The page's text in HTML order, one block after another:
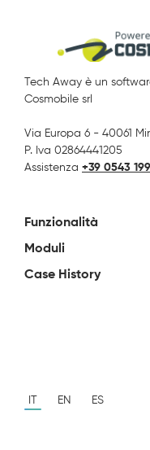
Tech Away è un
Cosmobile srl
Via Europa 6 - 40061
P. Iva 02864441205
Assistenza +39 0543
Funzionalità
Moduli
Case History
EN ES